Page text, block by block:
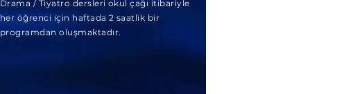
Drama / Tiyatro dersleri okul çağı itibariyle
her öğrenci için haftada 2 saatlik bir
programdan oluşmaktadır.